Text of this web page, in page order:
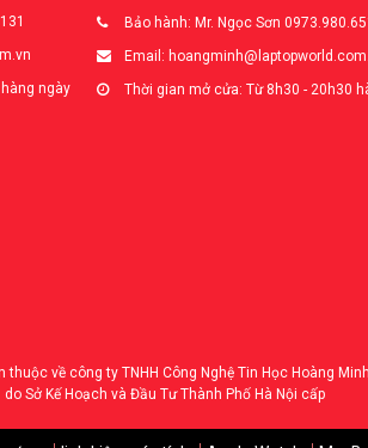
ngày
Bảo hành: Mr. Ngọc Sơn
Email:
Thời gian mở cửa: Từ 8h30 - 20h30
thuộc về công ty TNHH Công Nghệ Tin Học Hoàng Minh
Sở Kế Hoạch và Đầu Tư Thành Phố Hà Nội cấp